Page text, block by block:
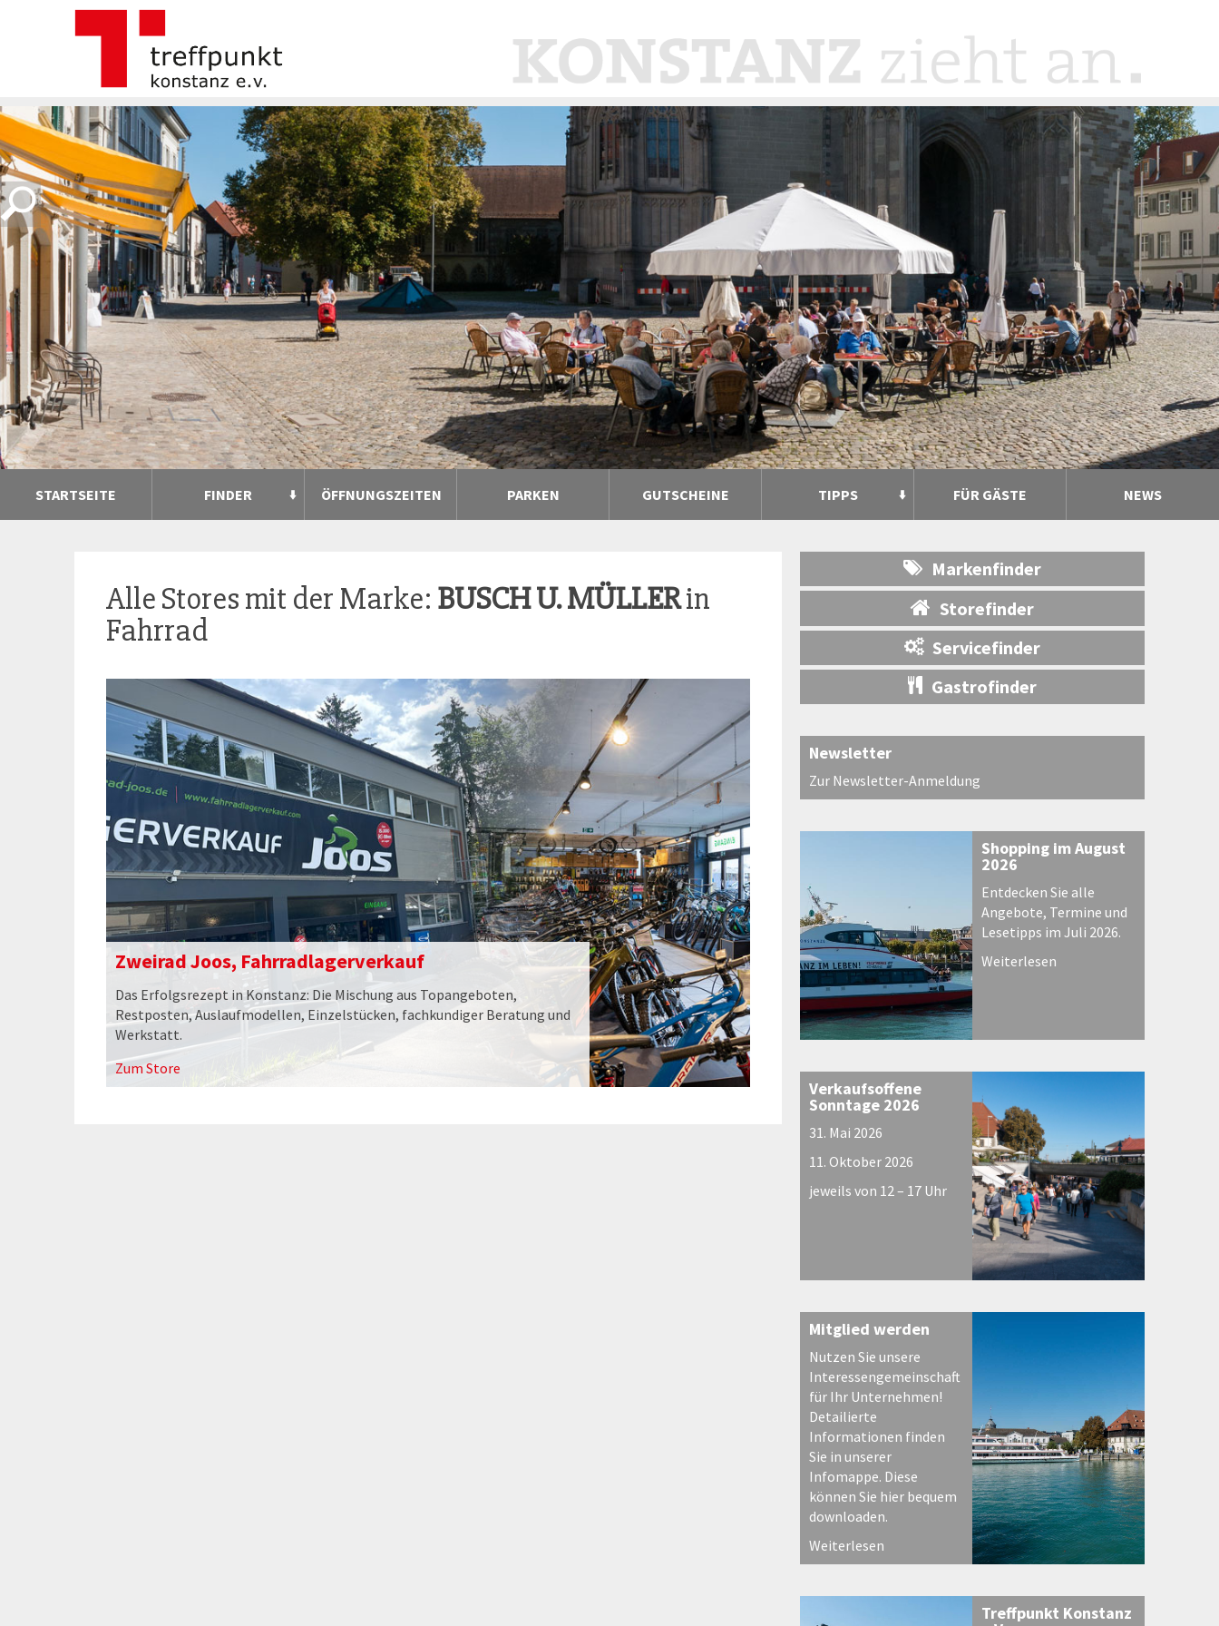
STARTSEITE FINDER ÖFFNUNGSZEITEN PARKEN GUTSCHEINE TIPPS FÜR GÄSTE NEWS
Alle Stores mit der Marke: BUSCH U. MÜLLERin
Fahrrad
Zweirad Joos, Fahrradlagerverkauf
Das Erfolgsrezept in Konstanz: Die Mischung aus Topangeboten,
Restposten, Auslaufmodellen, Einzelstücken, fachkundiger Beratung und
Werkstatt.
Zum Store
Markenfinder
Storefinder
Servicefinder
Gastrofinder
Newsletter
Zur Newsletter-Anmeldung
Shopping im August
2026
Entdecken Sie alle
Angebote, Termine und
Lesetipps im Juli 2026.
Weiterlesen
Verkaufsoffene
Sonntage 2026
31. Mai 2026
11. Oktober 2026
jeweils von 12 – 17 Uhr
Mitglied werden
Nutzen Sie unsere
Interessengemeinschaft
für Ihr Unternehmen!
Detailierte
Informationen finden
Sie in unserer
Infomappe. Diese
können Sie hier bequem
downloaden.
Weiterlesen
Treffpunkt Konstanz